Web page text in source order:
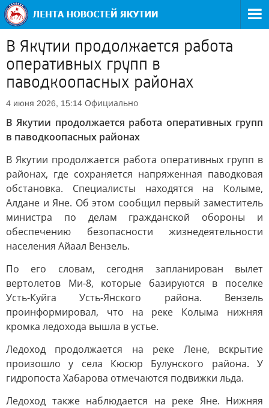
В Якутии продолжается работа
оперативных групп в
паводкоопасных районах
4 июня 2026, 15:14 Официально
В Якутии продолжается работа оперативных групп
в паводкоопасных районах
В Якутии продолжается работа оперативных групп в
районах, где сохраняется напряженная паводковая
обстановка. Специалисты находятся на Колыме,
Алдане и Яне. Об этом сообщил первый заместитель
министра по делам гражданской обороны и
обеспечению безопасности жизнедеятельности
населения Айаал Вензель.
По его словам, сегодня запланирован вылет
вертолетов Ми-8, которые базируются в поселке
Усть-Куйга Усть-Янского района. Вензель
проинформировал, что на реке Колыма нижняя
кромка ледохода вышла в устье.
Ледоход продолжается на реке Лене, вскрытие
произошло у села Кюсюр Булунского района. У
гидропоста Хабарова отмечаются подвижки льда.
Ледоход также наблюдается на реке Яне. Нижняя